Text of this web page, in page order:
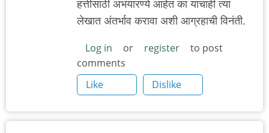
हत्तींसाठी अभयारण्ये आहेत का याचाही त्या
लेखात अंतर्भाव करावा अशी आग्रहाची विनंती.
Log in or register
to post
comments
Like
Dislike